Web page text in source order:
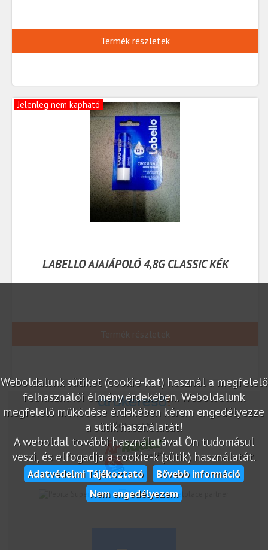
Termék részletek
Jelenleg nem kapható
LABELLO AJAJÁPOLÓ 4,8G CLASSIC KÉK
Weboldalunk sütiket (cookie-kat) használ a megfelelő
felhasználói élmény érdekében. Weboldalunk
megfelelő működése érdekében kérem engedélyezze
a sütik használatát!
A weboldal további használatával Ön tudomásul
veszi, és elfogadja a cookie-k (sütik) használatát.
Adatvédelmi Tájékoztató
Bővebb információ
Nem engedélyezem
Árukereső.hu
marketplace partner